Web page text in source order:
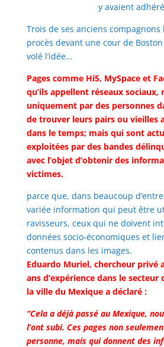
y avaient
Trois de ses anciens
procès devant une cour de
volé l’idée…
Pages comme Hi5, MySpace et
qu’ils appellent réseaux sociaux,
uniquement par des personnes
de trouver leurs pairs ou vieilles
dans le temps; mais qui sont
exploitées par des bandes
avec l’objet d’obtenir des
victimes.
parce que, dans beaucoup
variée information qui peut être
ravisseurs, ceux qui ne doivent
données socio-économiques et
contenus dans les images.
Eduardo Muriel, chercheur privé
ans d’expérience dans le secteur
la ville du Mexique a déclaré :
“Cela a déjà passé au Mexique,
l’ont subi. Ces pages non
personne, mais qui donnent des